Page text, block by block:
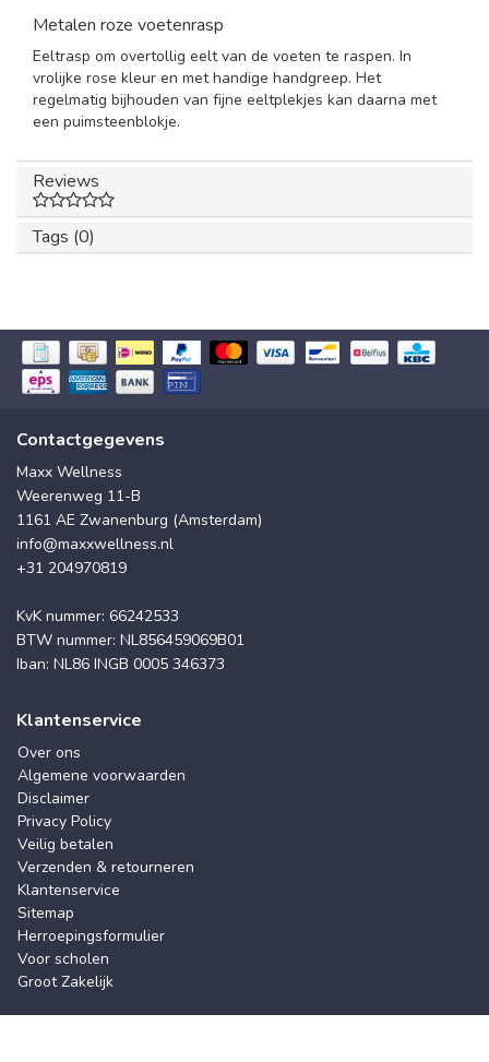
Metalen roze voetenrasp
Eeltrasp om overtollig eelt van de voeten te raspen. In
vrolijke rose kleur en met handige handgreep. Het
regelmatig bijhouden van fijne eeltplekjes kan daarna met
een puimsteenblokje.
Reviews
Tags (0)
Contactgegevens
Maxx Wellness
Weerenweg 11-B
1161 AE Zwanenburg (Amsterdam)
info@maxxwellness.nl
+31 204970819
KvK nummer: 66242533
BTW nummer: NL856459069B01
Iban: NL86 INGB 0005 346373
Klantenservice
Over ons
Algemene voorwaarden
Disclaimer
Privacy Policy
Veilig betalen
Verzenden & retourneren
Klantenservice
Sitemap
Herroepingsformulier
Voor scholen
Groot Zakelijk